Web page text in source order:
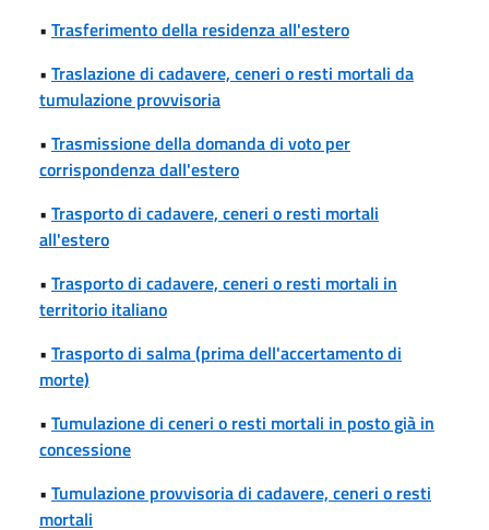
• Trasferimento della residenza all'estero
• Traslazione di cadavere, ceneri o resti mortali da
tumulazione provvisoria
• Trasmissione della domanda di voto per
corrispondenza dall'estero
• Trasporto di cadavere, ceneri o resti mortali
all'estero
• Trasporto di cadavere, ceneri o resti mortali in
territorio italiano
• Trasporto di salma (prima dell'accertamento di
morte)
• Tumulazione di ceneri o resti mortali in posto già in
concessione
• Tumulazione provvisoria di cadavere, ceneri o resti
mortali